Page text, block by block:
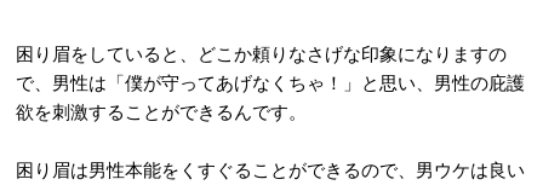
困り眉をしていると、どこか頼りなさげな印象になりますの
で、男性は「僕が守ってあげなくちゃ！」と思い、男性の庇護
欲を刺激することができるんです。
困り眉は男性本能をくすぐることができるので、男ウケは良い